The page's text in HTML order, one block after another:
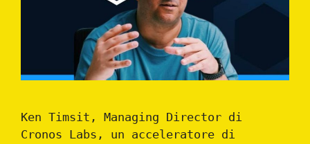
Ken Timsit, Managing Director di
Cronos Labs, un acceleratore di